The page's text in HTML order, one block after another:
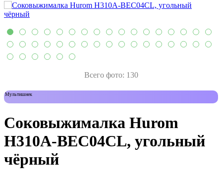
Всего фото: 130
Мультишнек
Соковыжималка Hurom
H310A-BEC04CL, угольный
чёрный